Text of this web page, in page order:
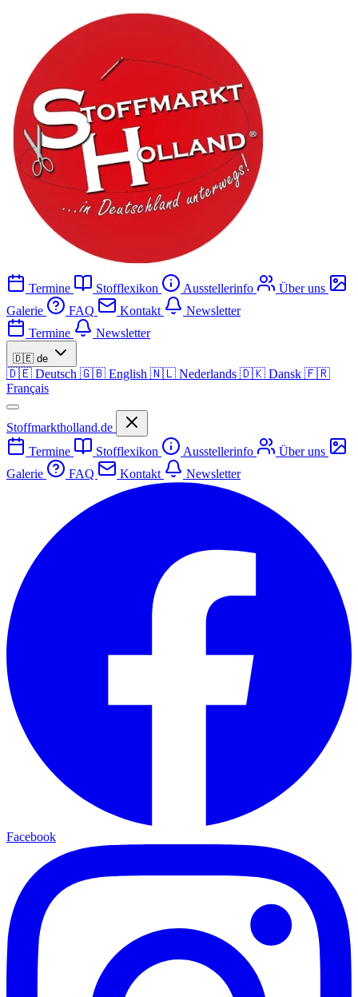
Termine Stofflexikon Ausstellerinfo
Über uns
Galerie
FAQ Kontakt
Newsletter
Termine
Newsletter
🇩🇪 de
🇩🇪 Deutsch 🇬🇧 English 🇳🇱 Nederlands 🇩🇰 Dansk 🇫🇷
Français
Stoffmarktholland.de
Termine
Stofflexikon Ausstellerinfo
Über uns
Galerie
FAQ Kontakt Newsletter
Facebook